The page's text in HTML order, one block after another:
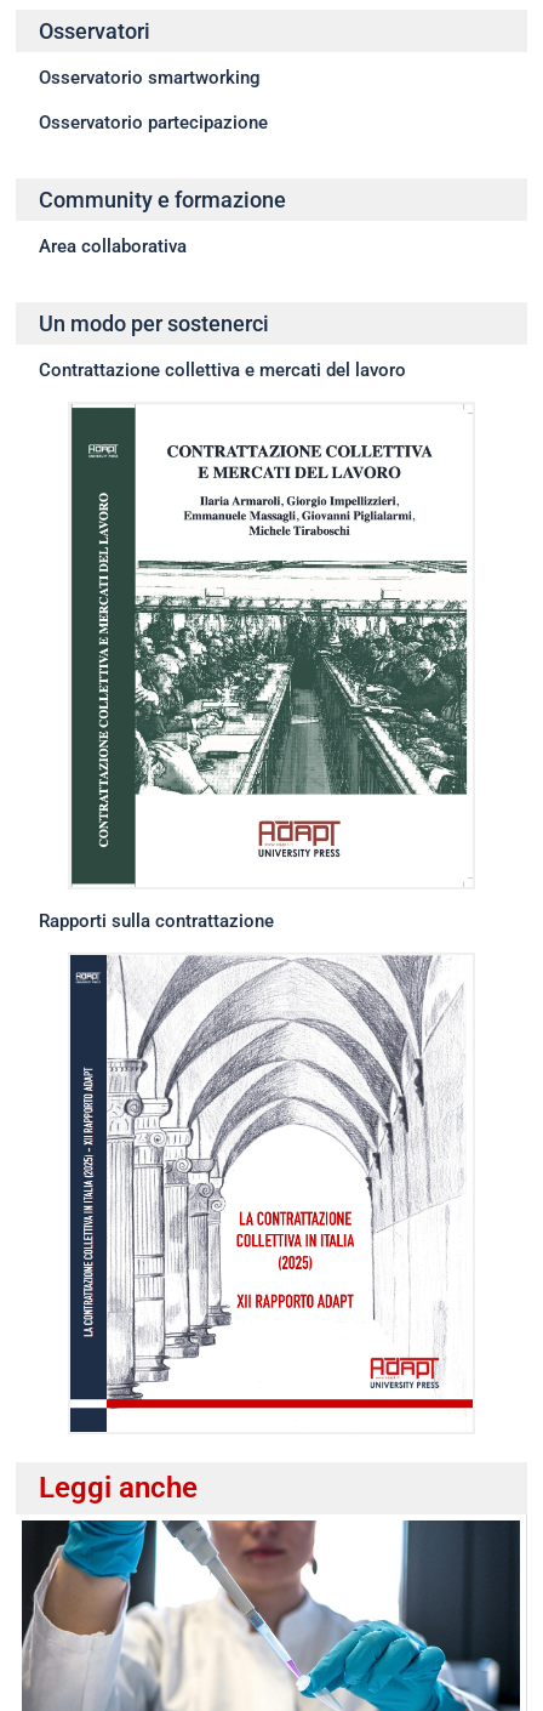
Osservatori
Osservatorio smartworking
Osservatorio partecipazione
Community e formazione
Area collaborativa
Un modo per sostenerci
Contrattazione collettiva e mercati del lavoro
Rapporti sulla contrattazione
Leggi anche